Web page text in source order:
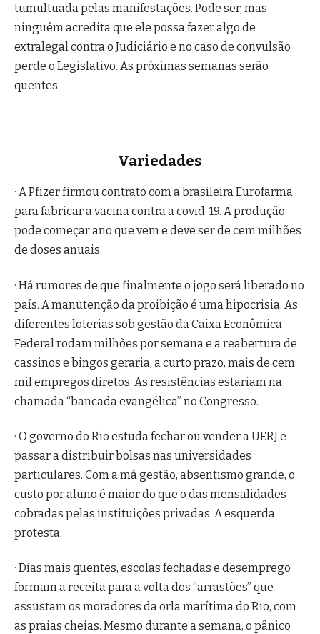
tumultuada pelas manifestações. Pode ser, mas
ninguém acredita que ele possa fazer algo de
extralegal contra o Judiciário e no caso de convulsão
perde o Legislativo. As próximas semanas serão
quentes.
Variedades
· A Pfizer firmou contrato com a brasileira Eurofarma
para fabricar a vacina contra a covid-19. A produção
pode começar ano que vem e deve ser de cem milhões
de doses anuais.
· Há rumores de que finalmente o jogo será liberado no
país. A manutenção da proibição é uma hipocrisia. As
diferentes loterias sob gestão da Caixa Econômica
Federal rodam milhões por semana e a reabertura de
cassinos e bingos geraria, a curto prazo, mais de cem
mil empregos diretos. As resistências estariam na
chamada “bancada evangélica” no Congresso.
· O governo do Rio estuda fechar ou vender a UERJ e
passar a distribuir bolsas nas universidades
particulares. Com a má gestão, absentismo grande, o
custo por aluno é maior do que o das mensalidades
cobradas pelas instituições privadas. A esquerda
protesta.
· Dias mais quentes, escolas fechadas e desemprego
formam a receita para a volta dos “arrastões” que
assustam os moradores da orla marítima do Rio, com
as praias cheias. Mesmo durante a semana, o pânico